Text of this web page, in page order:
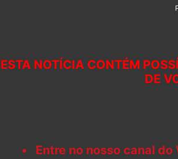
ESTA NOTÍCIA CONTÉM
DE
Entre no nosso canal